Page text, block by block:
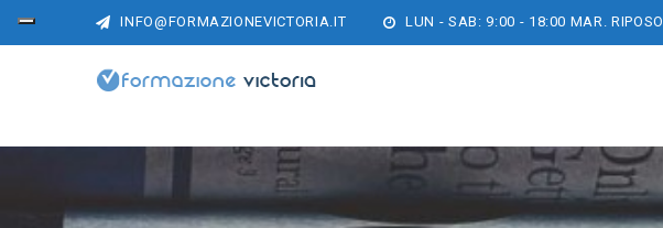
INFO@FORMAZIONEVICTORIA.IT LUN - SAB: 9:00 - 18:00 MAR. RIPOSO